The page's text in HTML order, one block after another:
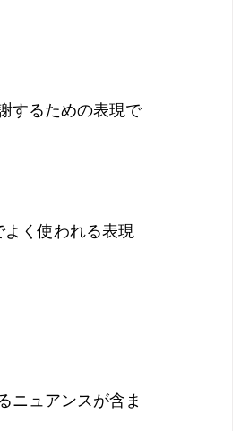
するための表現で
く使われる表現
ニュアンスが含ま